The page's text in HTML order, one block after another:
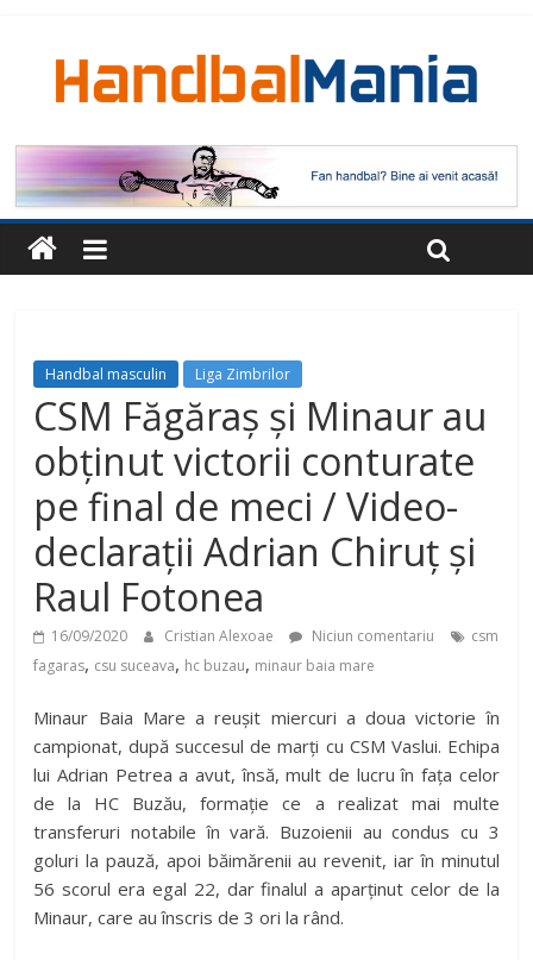
Handbal masculin Liga Zimbrilor
CSM Făgăraș și Minaur au
obținut victorii conturate
pe final de meci / Video-
declarații Adrian Chiruț și
Raul Fotonea
16/09/2020 Cristian Alexoae Niciun comentariu
csm
fagaras, csu suceava, hc buzau, minaur baia mare
Minaur Baia Mare a reușit miercuri a doua victorie în
campionat, după succesul de marți cu CSM Vaslui. Echipa
lui Adrian Petrea a avut, însă, mult de lucru în fața celor
de la HC Buzău, formație ce a realizat mai multe
transferuri notabile în vară. Buzoienii au condus cu 3
goluri la pauză, apoi băimărenii au revenit, iar în minutul
56 scorul era egal 22, dar finalul a aparținut celor de la
Minaur, care au înscris de 3 ori la rând.